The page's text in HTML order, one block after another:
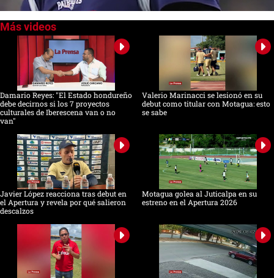
seconds
seconds
Damario Reyes: "El Estado hondureño
debe decirnos si los 7 proyectos
culturales de Iberescena van o no
van"
Valerio Marinacci se lesionó en su
debut como titular con Motagua: esto
se sabe
Javier López reacciona tras debut en
el Apertura y revela por qué salieron
descalzos
Motagua golea al Juticalpa en su
estreno en el Apertura 2026